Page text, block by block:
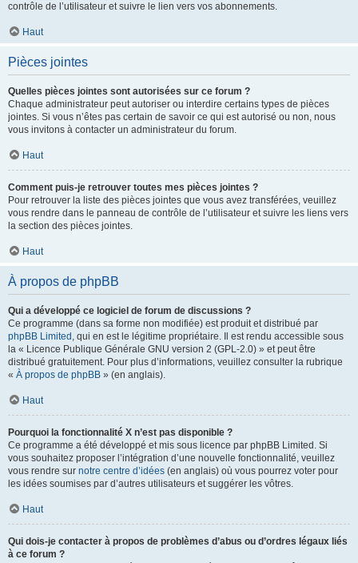
contrôle de l’utilisateur et suivre le lien vers vos abonnements.
Haut
Pièces jointes
Quelles pièces jointes sont autorisées sur ce forum ?
Chaque administrateur peut autoriser ou interdire certains types de pièces
jointes. Si vous n’êtes pas certain de savoir ce qui est autorisé ou non, nous
vous invitons à contacter un administrateur du forum.
Haut
Comment puis-je retrouver toutes mes pièces jointes ?
Pour retrouver la liste des pièces jointes que vous avez transférées, veuillez
vous rendre dans le panneau de contrôle de l’utilisateur et suivre les liens vers
la section des pièces jointes.
Haut
À propos de phpBB
Qui a développé ce logiciel de forum de discussions ?
Ce programme (dans sa forme non modifiée) est produit et distribué par
phpBB Limited , qui en est le légitime propriétaire. Il est rendu accessible sous
la « Licence Publique Générale GNU version 2 (GPL-2.0) » et peut être
distribué gratuitement. Pour plus d’informations, veuillez consulter la rubrique
« À propos de phpBB » (en anglais).
Haut
Pourquoi la fonctionnalité X n’est pas disponible ?
Ce programme a été développé et mis sous licence par phpBB Limited. Si
vous souhaitez proposer l’intégration d’une nouvelle fonctionnalité, veuillez
vous rendre sur notre centre d’idées (en anglais) où vous pourrez voter pour
les idées soumises par d’autres utilisateurs et suggérer les vôtres.
Haut
Qui dois-je contacter à propos de problèmes d’abus ou d’ordres légaux liés
à ce forum ?